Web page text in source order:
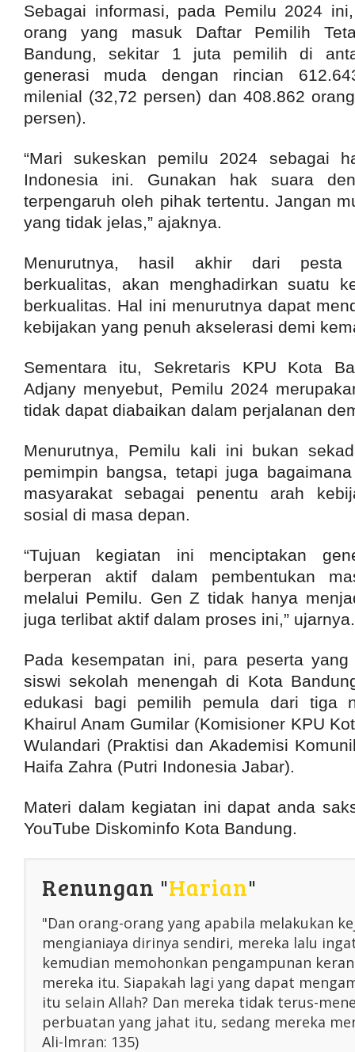
Sebagai informasi, pada Pemilu 2024
orang yang masuk Daftar Pemilih
Bandung, sekitar 1 juta pemilih di
generasi muda dengan rincian
milenial (32,72 persen) dan 408.862
persen).
“Mari sukeskan pemilu 2024 sebagai
Indonesia ini. Gunakan hak suara
terpengaruh oleh pihak tertentu. Jangan
yang tidak jelas,” ajaknya.
Menurutnya, hasil akhir dari pesta
berkualitas, akan menghadirkan suatu
berkualitas. Hal ini menurutnya dapat
kebijakan yang penuh akselerasi demi
Sementara itu, Sekretaris KPU Kota
Adjany menyebut, Pemilu 2024
tidak dapat diabaikan dalam perjalanan
Menurutnya, Pemilu kali ini bukan
pemimpin bangsa, tetapi juga
masyarakat sebagai penentu arah
sosial di masa depan.
“Tujuan kegiatan ini menciptakan
berperan aktif dalam pembentukan
melalui Pemilu. Gen Z tidak hanya
juga terlibat aktif dalam proses ini,” ujarnya.
Pada kesempatan ini, para peserta yang
siswi sekolah menengah di Kota
edukasi bagi pemilih pemula dari tiga
Khairul Anam Gumilar (Komisioner KPU
Wulandari (Praktisi dan Akademisi
Haifa Zahra (Putri Indonesia Jabar).
Materi dalam kegiatan ini dapat anda
YouTube Diskominfo Kota Bandung.
Renungan "Harian"
"Dan orang-orang yang apabila melakukan
mengianiaya dirinya sendiri, mereka lalu
kemudian memohonkan pengampunan
mereka itu. Siapakah lagi yang dapat
itu selain Allah? Dan mereka tidak terus-
perbuatan yang jahat itu, sedang mereka
Ali-lmran: 135)